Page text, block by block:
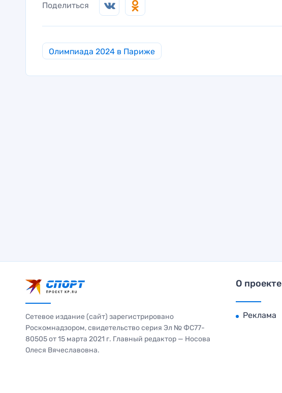
Поделиться
Олимпиада 2024 в Париже
Сетевое издание (сайт) зарегистрировано
Роскомнадзором, свидетельство серия Эл № ФС77-
80505 от 15 марта 2021 г. Главный редактор — Носова
Олеся Вячеславовна.
О проекте
Реклама